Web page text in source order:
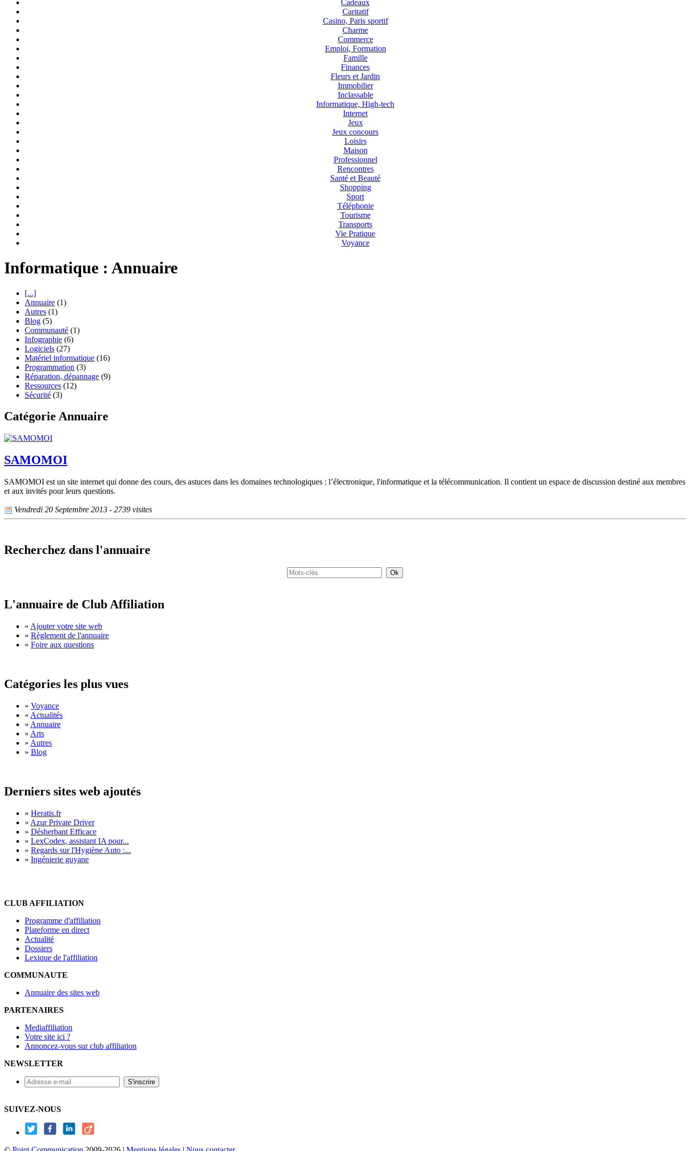
Cadeaux
Caritatif
Casino, Paris sportif
Charme
Commerce
Emploi, Formation
Famille
Finances
Fleurs et Jardin
Immobilier
Inclassable
Informatique, High-tech
Internet
Jeux
Jeux concours
Loisirs
Maison
Professionnel
Rencontres
Santé et Beauté
Shopping
Sport
Téléphonie
Tourisme
Transports
Vie Pratique
Voyance
Informatique : Annuaire
[...]
Annuaire (1)
Autres (1)
Blog (5)
Communauté (1)
Infographie (6)
Logiciels (27)
Matériel informatique (16)
Programmation (3)
Réparation, dépannage (9)
Ressources (12)
Sécurité (3)
Catégorie Annuaire
SAMOMOI
SAMOMOI est un site internet qui donne des cours, des astuces dans les domaines technologiques : l’électronique, l'informatique et la télécommunication. Il contient un espace de discussion destiné aux membres
et aux invités pour leurs questions.
Vendredi 20 Septembre 2013 - 2739 visites
Recherchez dans l'annuaire
L'annuaire de Club Affiliation
» Ajouter votre site web
» Règlement de l'annuaire
» Foire aux questions
Catégories les plus vues
» Voyance
» Actualités
» Annuaire
» Arts
» Autres
» Blog
Derniers sites web ajoutés
» Heratis.fr
» Azur Private Driver
» Désherbant Efficace
» LexCodex, assistant IA pour...
» Regards sur l'Hygiène Auto :...
» Ingénierie guyane
CLUB AFFILIATION
Programme d'affiliation
Plateforme en direct
Actualité
Dossiers
Lexique de l'affiliation
COMMUNAUTE
Annuaire des sites web
PARTENAIRES
Mediaffiliation
Votre site ici ?
Annoncez-vous sur club affiliation
NEWSLETTER
SUIVEZ-NOUS